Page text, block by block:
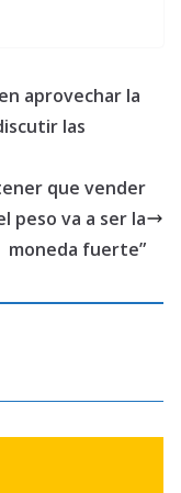
aprovechar la
las
que vender
peso va a ser la
moneda fuerte”